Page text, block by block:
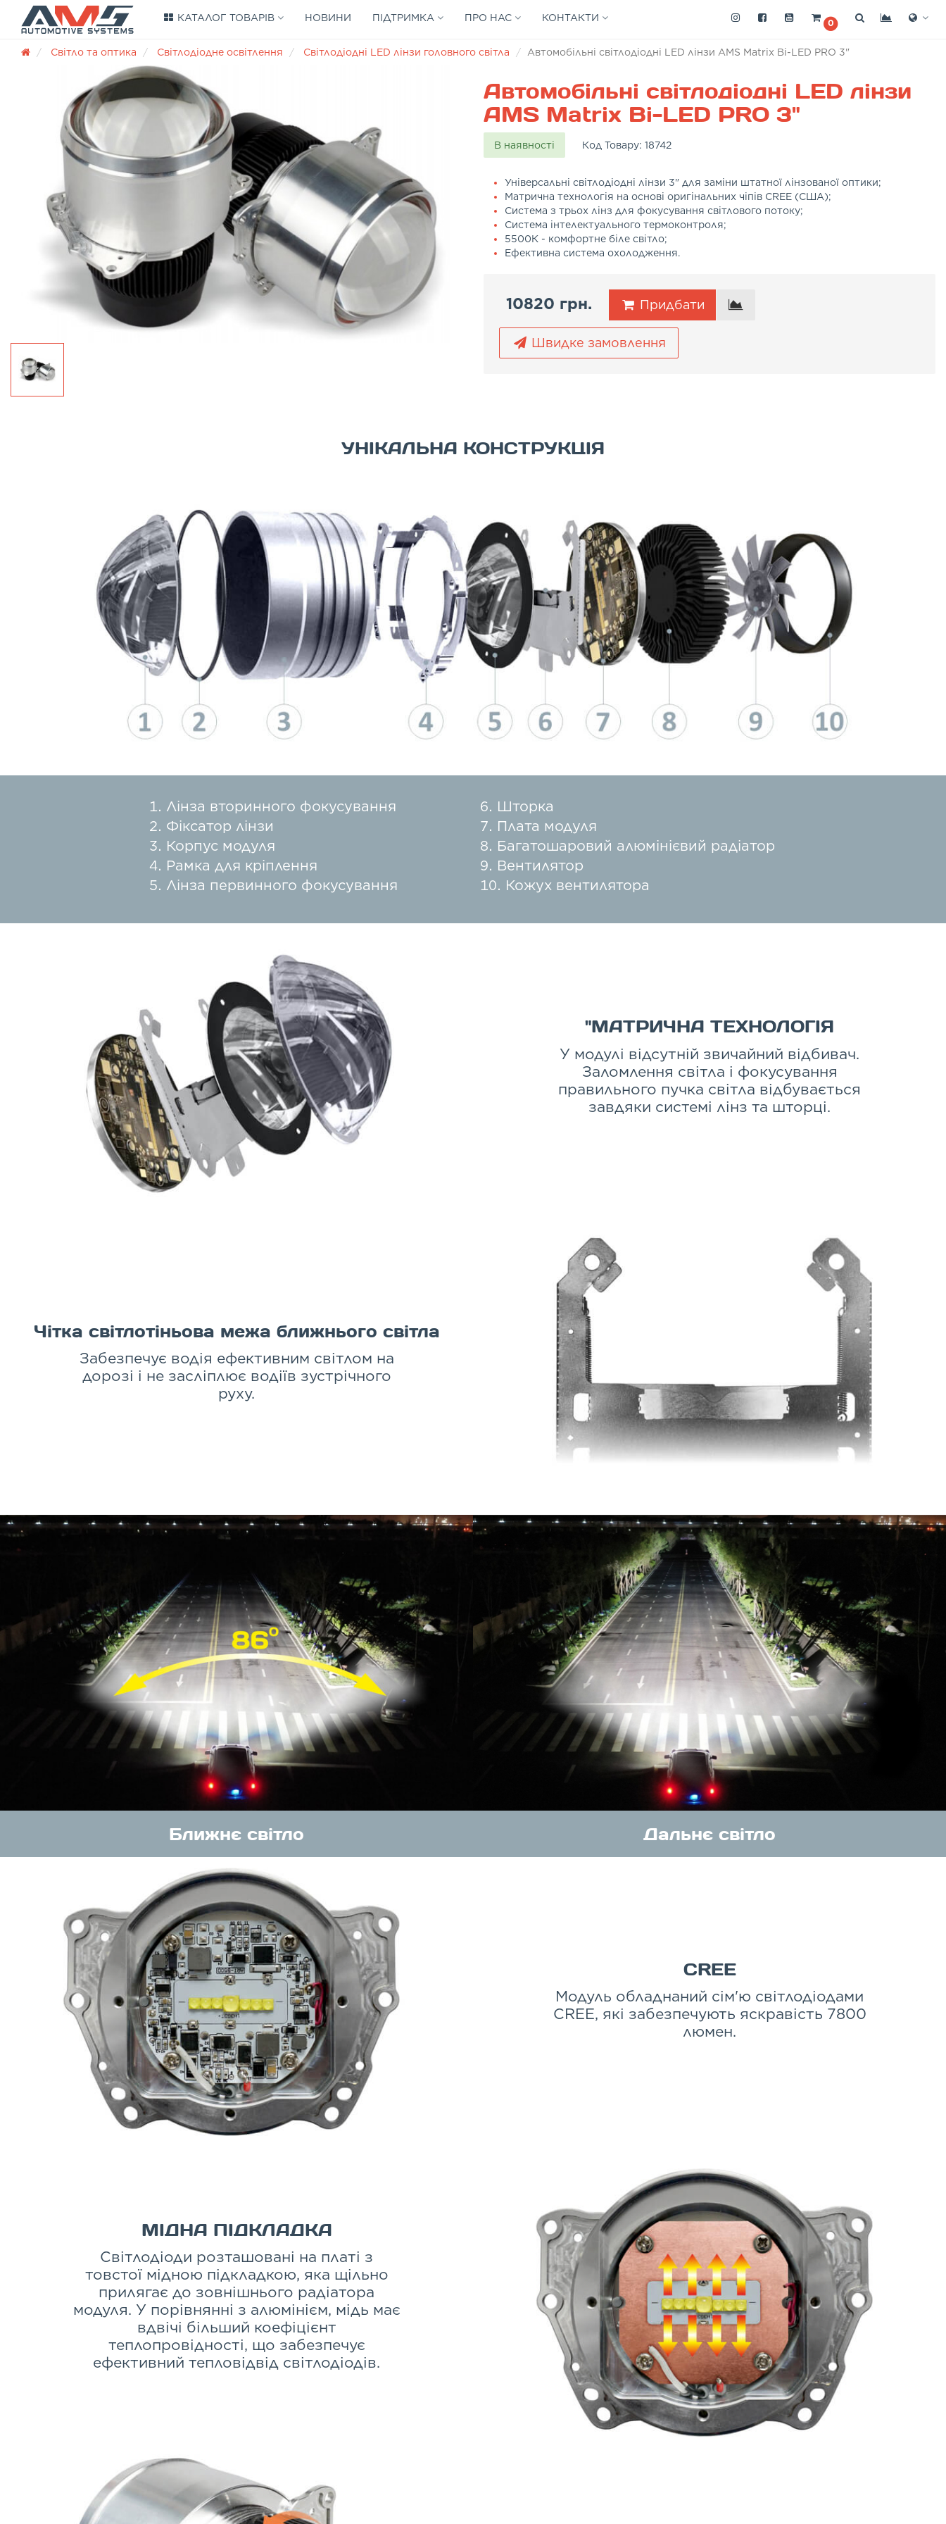
КАТАЛОГ ТОВАРІВ НОВИНИ ПІДТРИМКА ПРО НАС КОНТАКТИ 0
Світло та оптика Світлодіодне освітлення Світлодіодні LED лінзи головного світла Автомобільні світлодіодні LED лінзи AMS Matrix Bi-LED PRO 3"
Автомобільні світлодіодні LED лінзи
AMS Matrix Bi-LED PRO 3"
В наявності Код Товару: 18742
Універсальні світлодіодні лінзи 3" для заміни штатної лінзованої оптики;
Матрична технологія на основі оригінальних чіпів CREE (США);
Система з трьох лінз для фокусування світлового потоку;
Система інтелектуального термоконтроля;
5500К - комфортне біле світло;
Ефективна система охолодження.
10820 грн. Придбати
Швидке замовлення
УНІКАЛЬНА КОНСТРУКЦІЯ
Лінза вторинного фокусування
Фіксатор лінзи
Корпус модуля
Рамка для кріплення
Лінза первинного фокусування
Шторка
Плата модуля
Багатошаровий алюмінієвий радіатор
Вентилятор
Кожух вентилятора
"МАТРИЧНА ТЕХНОЛОГІЯ
У модулі відсутній звичайний відбивач.
Заломлення світла і фокусування
правильного пучка світла відбувається
завдяки системі лінз та шторці.
Чітка світлотіньова межа ближнього світла
Забезпечує водія ефективним світлом на
дорозі і не засліплює водіїв зустрічного
руху.
Ближнє світло Дальнє світло
CREE
Модуль обладнаний сім'ю світлодіодами
CREE, які забезпечують яскравість 7800
люмен.
МІДНА ПІДКЛАДКА
Світлодіоди розташовані на платі з
товстої мідною підкладкою, яка щільно
прилягає до зовнішнього радіатора
модуля. У порівнянні з алюмінієм, мідь має
вдвічі більший коефіцієнт
теплопровідності, що забезпечує
ефективний тепловідвід світлодіодів.